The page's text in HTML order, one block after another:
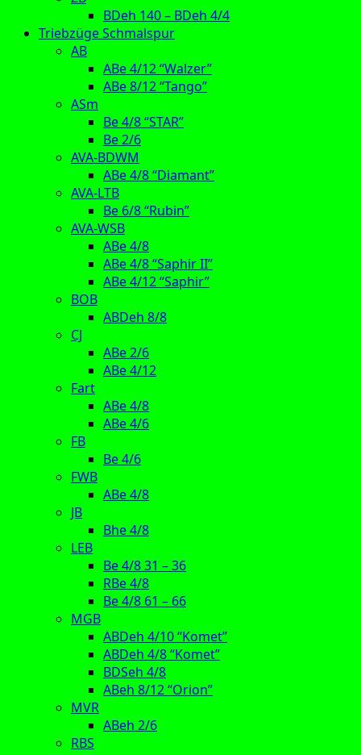
BDeh 140 – BDeh 4/4
Triebzüge Schmalspur
AB
ABe 4/12 “Walzer”
ABe 8/12 “Tango”
ASm
Be 4/8 “STAR”
Be 2/6
AVA-BDWM
ABe 4/8 “Diamant”
AVA-LTB
Be 6/8 “Rubin”
AVA-WSB
ABe 4/8
ABe 4/8 “Saphir II”
ABe 4/12 “Saphir”
BOB
ABDeh 8/8
CJ
ABe 2/6
ABe 4/12
Fart
ABe 4/8
ABe 4/6
FB
Be 4/6
FWB
ABe 4/8
JB
Bhe 4/8
LEB
Be 4/8 31 – 36
RBe 4/8
Be 4/8 61 – 66
MGB
ABDeh 4/10 “Komet”
ABDeh 4/8 “Komet”
BDSeh 4/8
ABeh 8/12 “Orion”
MVR
ABeh 2/6
RBS